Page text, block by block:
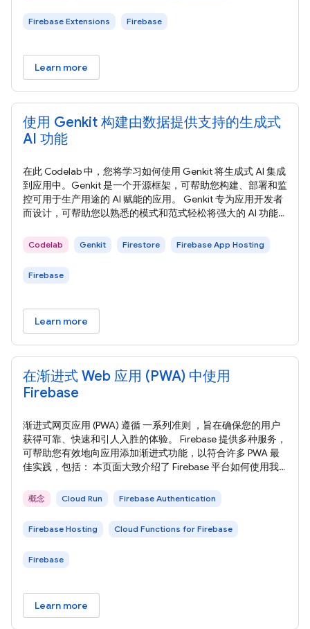
Firebase Extensions Firebase
Learn more
使用 Genkit 构建由数据提供支持的生成式
AI 功能
在此 Codelab 中，您将学习如何使用 Genkit 将生成式 AI 集成
到应用中。Genkit 是一个开源框架，可帮助您构建、部署和监
控可用于生产用途的 AI 赋能的应用。 Genkit 专为应用开发者
而设计，可帮助您以熟悉的模式和范式轻松将强大的 AI 功能
建全球数百万开发者使用的工具方面的经验。 在本部分中，您
将了解在此 Codelab 中构建的 Web 应用，以及您将使用的云
Codelab Genkit Firestore Firebase App Hosting
Firebase
Learn more
在渐进式 Web 应用 (PWA) 中使用
Firebase
渐进式网页应用 (PWA) 遵循 一系列准则 ，旨在确保您的用户
获得可靠、快速和引人入胜的体验。 Firebase 提供多种服务，
可帮助您有效地向应用添加渐进式功能，以符合许多 PWA 最
佳实践，包括： 本页面大致介绍了 Firebase 平台如何使用我
性能 PWA。 请按照我们的 入门指南 向您的 Web 应用添加
Firebase。 从提供网站服务到实现身份验证流程，PWA 提供安
概念 Cloud Run Firebase Authentication
Firebase Hosting Cloud Functions for Firebase
Firebase
Learn more